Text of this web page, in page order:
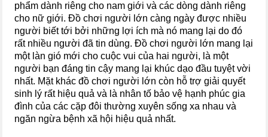
phẩm dành riêng cho nam giới và các dòng dành riêng
cho nữ giới. Đồ chơi người lớn càng ngày được nhiều
người biết tới bởi những lợi ích mà nó mang lại do đó
rất nhiều người đã tin dùng. Đồ chơi người lớn mang lại
một làn gió mới cho cuộc vui của hai người, là một
người bạn đáng tin cậy mang lại khúc dạo đầu tuyệt vời
nhất. Mặt khác đồ chơi người lớn còn hỗ trợ giải quyết
sinh lý rất hiệu quả và là nhân tố bảo vệ hạnh phúc gia
đình của các cặp đôi thường xuyên sống xa nhau và
ngăn ngừa bệnh xã hội hiệu quả nhất.